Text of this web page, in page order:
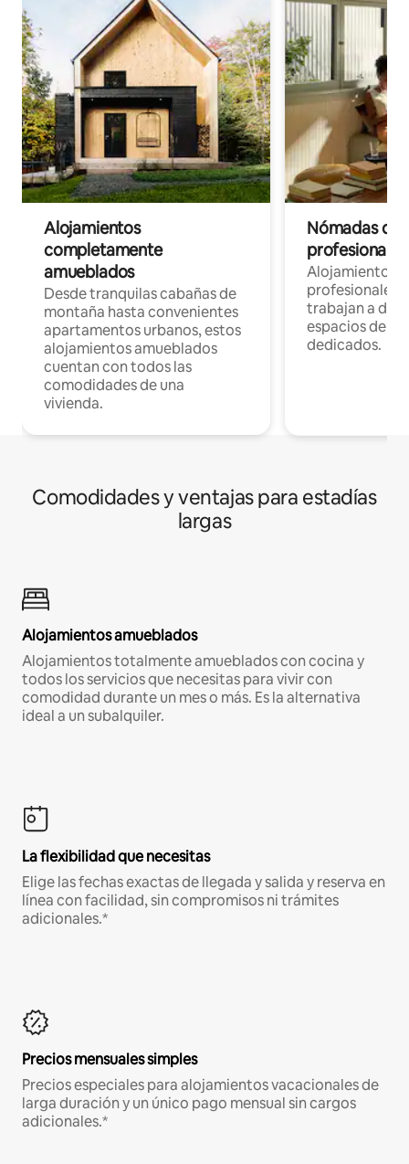
Alojamientos
completamente
amueblados
Desde tranquilas cabañas de
montaña hasta convenientes
apartamentos urbanos, estos
alojamientos amueblados
cuentan con todos las
comodidades de una
vivienda.
Nómadas
Alojamientos
profesionales
trabajan a
espacios de
dedicados.
Comodidades y ventajas para estadías
largas
Alojamientos amueblados
Alojamientos totalmente amueblados con cocina y
todos los servicios que necesitas para vivir con
comodidad durante un mes o más. Es la alternativa
ideal a un subalquiler.
La flexibilidad que necesitas
Elige las fechas exactas de llegada y salida y reserva en
línea con facilidad, sin compromisos ni trámites
adicionales.*
Precios mensuales simples
Precios especiales para alojamientos vacacionales de
larga duración y un único pago mensual sin cargos
adicionales.*